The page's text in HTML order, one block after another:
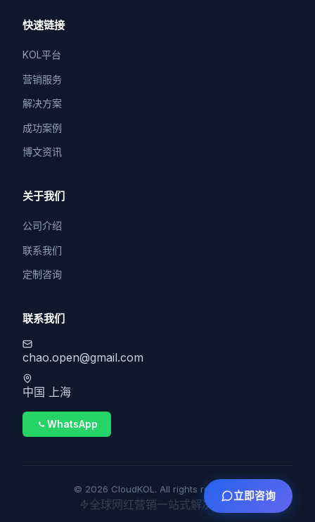
快速链接
KOL平台
营销服务
解决方案
成功案例
博文资讯
关于我们
公司介绍
联系我们
定制咨询
联系我们
chao.open@gmail.com
中国 上海
WhatsApp
© 2026 CloudKOL. All rights reserved.
全球网红营销一站式解决方案
立即咨询